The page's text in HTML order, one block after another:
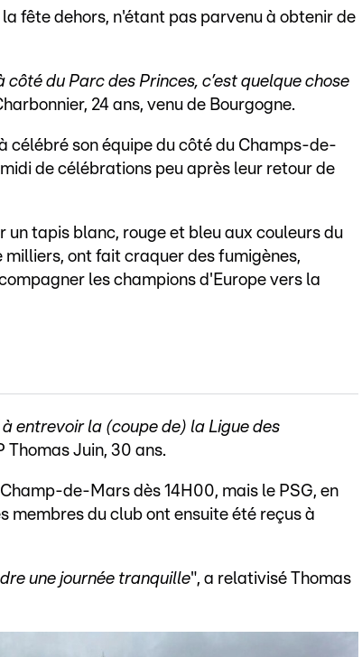
fête dehors, n'étant pas parvenu à obtenir de
du Parc des Princes, c’est quelque chose
24 ans, venu de Bourgogne.
célébré son équipe du côté du Champs-de-
de célébrations peu après leur retour de
un tapis blanc, rouge et bleu aux couleurs du
ont fait craquer des fumigènes,
les champions d'Europe vers la
entrevoir la (coupe de) la Ligue des
Thomas Juin, 30 ans.
de-Mars dès 14H00, mais le PSG, en
membres du club ont ensuite été reçus à
une journée tranquille", a relativisé Thomas